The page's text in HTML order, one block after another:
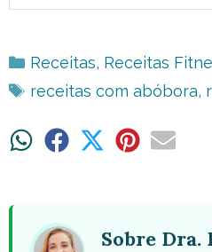
Categorias
Receitas, Receitas
Tags
receitas com abóbora,
ShareShare ShareShareShare
Sobre Dra.